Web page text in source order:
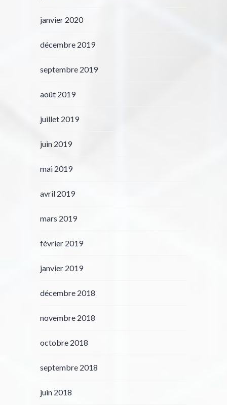
janvier 2020
décembre 2019
septembre 2019
août 2019
juillet 2019
juin 2019
mai 2019
avril 2019
mars 2019
février 2019
janvier 2019
décembre 2018
novembre 2018
octobre 2018
septembre 2018
juin 2018